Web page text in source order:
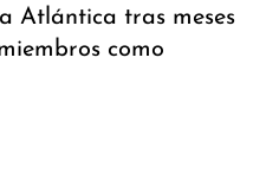
Atlántica tras meses
como